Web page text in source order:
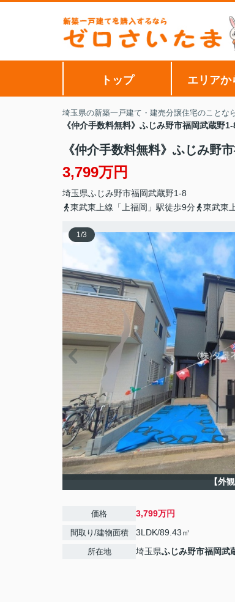
トップ エリアか
埼玉県の新築一戸建て・建売分譲住宅のことな
《仲介手数料無料》ふじみ野市福岡武蔵野
《仲介手数料無料》ふじみ野
3,799万円
埼玉県ふじみ野市福岡武蔵野1-8
東武東上線「上福岡」駅徒歩9分
東武東
1/3
【外観
価格 3,799万円
間取り/建物面積 3LDK/89.43㎡
所在地 埼玉県ふじみ野市福岡武